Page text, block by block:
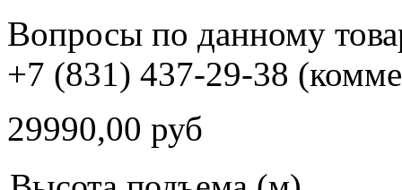
Вопросы по данному
+7 (831) 437-29-38
29990,00 руб